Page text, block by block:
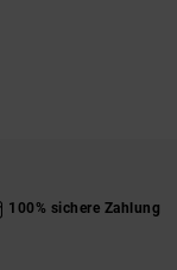
100% sichere Zahlung